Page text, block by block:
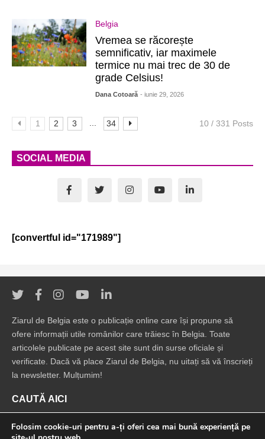
Belgia
Vremea se răcorește
semnificativ, iar maximele
termice nu mai trec de 30 de
grade Celsius!
Dana Cotoară - iunie 29, 2026
1 2 3 ... 34 10 / 331 Posts
SOCIAL MEDIA
[convertful id="171989"]
Ziarul de Belgia este o publicație online care își propune să
ofere informații utile românilor care trăiesc în Belgia. Toate
articolele publicate pe acest site sunt din surse oficiale și
verificate. Dacă vă place Ziarul de Belgia, nu uitați să vă înscrieți
la newsletter. Mulțumim!
CAUTĂ AICI
Folosim cookie-uri pentru a-ți oferi cea mai bună experiență pe